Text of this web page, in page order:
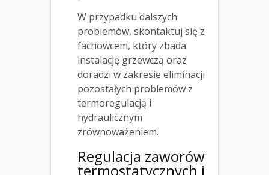
W przypadku dalszych
problemów, skontaktuj się z
fachowcem, który zbada
instalację grzewczą oraz
doradzi w zakresie eliminacji
pozostałych problemów z
termoregulacją i
hydraulicznym
zrównoważeniem.
Regulacja zaworów
termostatycznych i